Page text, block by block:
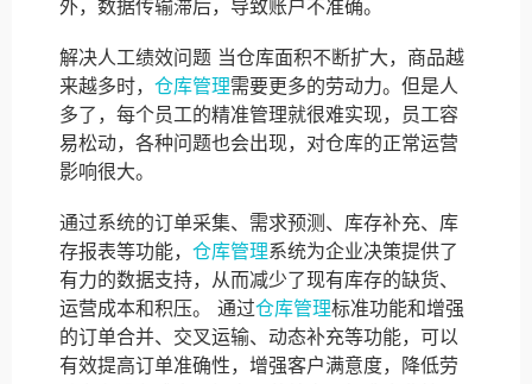
外，数据传输滞后，导致账户不准确。
解决人工绩效问题 当仓库面积不断扩大，商品越
来越多时， 仓库管理需要更多的劳动力。但是人
多了，每个员工的精准管理就很难实现，员工容
易松动，各种问题也会出现，对仓库的正常运营
影响很大。
通过系统的订单采集、需求预测、库存补充、库
存报表等功能， 仓库管理系统为企业决策提供了
有力的数据支持，从而减少了现有库存的缺货、
运营成本和积压。 通过仓库管理标准功能和增强
的订单合并、交叉运输、动态补充等功能，可以
有效提高订单准确性，增强客户满意度，降低劳